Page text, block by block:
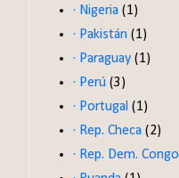
· Nigeria (1)
· Pakistán (1)
· Paraguay (1)
· Perú (3)
· Portugal (1)
· Rep. Checa (2)
· Rep. Dem. Congo